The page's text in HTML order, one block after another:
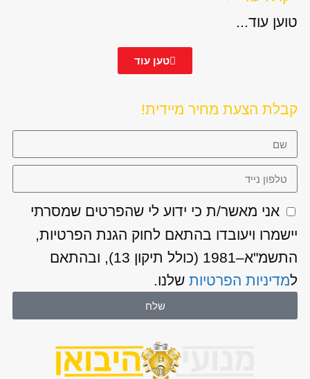
טוען עוד...
טען עוד
קבלת הצעת מחיר מיידית!
אני מאשר/ת כי ידוע לי שהפרטים שמסרתי
יישמרו ויעובדו בהתאם לחוק הגנת הפרטיות,
התשמ"א–1981 (כולל תיקון 13), ובהתאם
למדיניות הפרטיותשלנו.
שלח